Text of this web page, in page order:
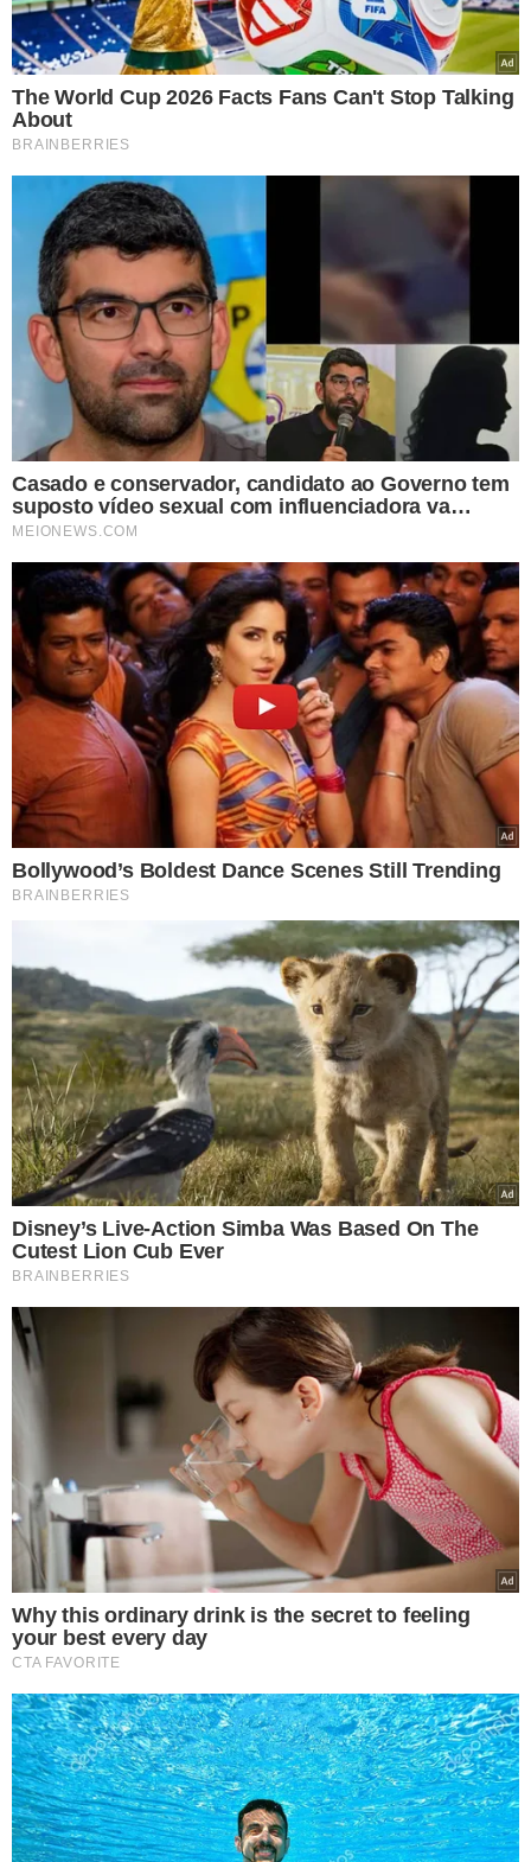
Com isso, a polícia monitorou o endereço e flagrou o
momento em que o casal tentava retirar os objetos. “Eles
já sabiam que voltaríamos com mandado, então
tentaram tirar os produtos no fim de semana. Mas nossa
equipe estava de olho. Fizemos a abordagem no
caminhão e apreendemos colchões, cama box, sofás,
geladeira, porcelanato, louças de luxo e torneiras
avaliadas em milhares de reais”, explicou o delegado.
LIGAÇÃO COM A “DAMA”
Charles Pessoa reforçou que o casal preso tem relação
próxima com Juliana, a “Dama”, que mesmo já estando
presa, continua envolvida em golpes.
“Quem praticou esse crime foi ela junto com outras
pessoas. O casal foi autuado por associação criminosa e
participaram dos estelionatos, serão indiciados por mais
crimes”, destacou.
INVESTIGAÇÃO SEGUE
O delegado afirmou ainda que as investigações
continuam e alertou que todos que tiverem
envolvimento com o grupo serão alcançados.
“Esses criminosos não terão espaço. Tentaram esconder
os bens para que as vítimas não fossem restituídas, mas
nossa resposta foi rápida. Eles devem permanecer
presos porque, em liberdade, representam um risco
muito grande para a sociedade”, concluiu Charles
Pessoa.
TÓPICOS
PRIS&ATILDE;O
GOLPE
VER COMENTÁRIOS
VEJA TAMBÉM
ARSENAL FOI APREENDIDO
usados para tráfico de
drogas no Piauí; 4
suspeitos presos